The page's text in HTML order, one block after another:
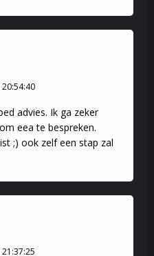
advies. Ik ga zeker
eea te bespreken.
;) ook zelf een stap zal